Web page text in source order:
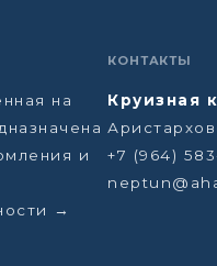
на
и
→
КОНТАКТЫ
Круизная
+7 (964)